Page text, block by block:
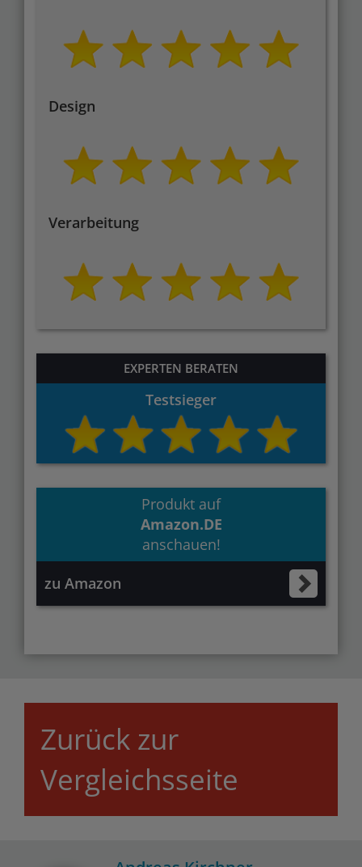
Design
Verarbeitung
EXPERTEN BERATEN
Testsieger
Produkt auf
Amazon.DE
anschauen!
zu Amazon
Zurück zur
Vergleichsseite